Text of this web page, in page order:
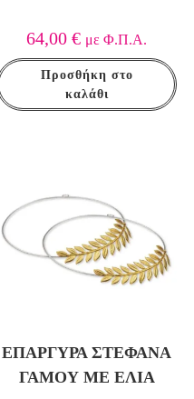
64,00€ με Φ.Π.Α.
Προσθήκη στο
καλάθι
ΕΠΆΡΓΥΡΑ ΣΤΈΦΑΝΑ
ΓΆΜΟΥ ΜΕ ΕΛΙΆ